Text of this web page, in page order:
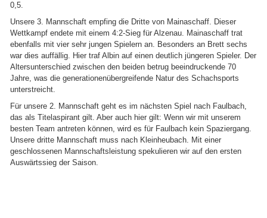
0,5.
Unsere 3. Mannschaft empfing die Dritte von Mainaschaff. Dieser
Wettkampf endete mit einem 4:2-Sieg für Alzenau. Mainaschaff trat
ebenfalls mit vier sehr jungen Spielern an. Besonders an Brett sechs
war dies auffällig. Hier traf Albin auf einen deutlich jüngeren Spieler. Der
Altersunterschied zwischen den beiden betrug beeindruckende 70
Jahre, was die generationenübergreifende Natur des Schachsports
unterstreicht.
Für unsere 2. Mannschaft geht es im nächsten Spiel nach Faulbach,
das als Titelaspirant gilt. Aber auch hier gilt: Wenn wir mit unserem
besten Team antreten können, wird es für Faulbach kein Spaziergang.
Unsere dritte Mannschaft muss nach Kleinheubach. Mit einer
geschlossenen Mannschaftsleistung spekulieren wir auf den ersten
Auswärtssieg der Saison.